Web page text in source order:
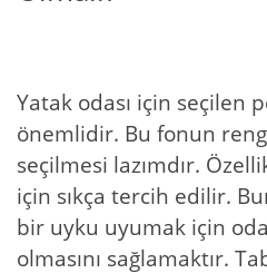
Yatak odası için seçilen
önemlidir. Bu fonun
seçilmesi lazımdır.
için sıkça tercih edilir.
bir uyku uyumak için
olmasını sağlamaktır.